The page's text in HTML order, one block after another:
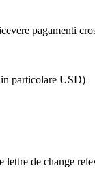
pagamenti
particolare USD)
lettre de change